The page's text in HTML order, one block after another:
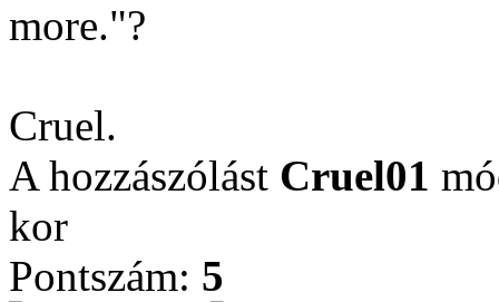
more."?
Cruel.
A hozzászólást Cruel01
kor
Pontszám: 5